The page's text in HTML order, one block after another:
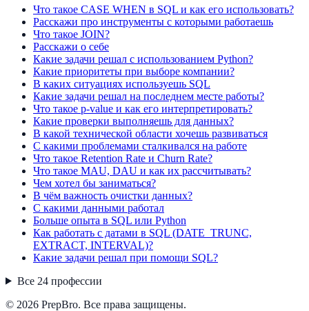
Что такое CASE WHEN в SQL и как его использовать?
Расскажи про инструменты с которыми работаешь
Что такое JOIN?
Расскажи о себе
Какие задачи решал с использованием Python?
Какие приоритеты при выборе компании?
В каких ситуациях используешь SQL
Какие задачи решал на последнем месте работы?
Что такое p-value и как его интерпретировать?
Какие проверки выполняешь для данных?
В какой технической области хочешь развиваться
С какими проблемами сталкивался на работе
Что такое Retention Rate и Churn Rate?
Что такое MAU, DAU и как их рассчитывать?
Чем хотел бы заниматься?
В чём важность очистки данных?
С какими данными работал
Больше опыта в SQL или Python
Как работать с датами в SQL (DATE_TRUNC,
EXTRACT, INTERVAL)?
Какие задачи решал при помощи SQL?
Все 24 профессии
© 2026 PrepBro. Все права защищены.